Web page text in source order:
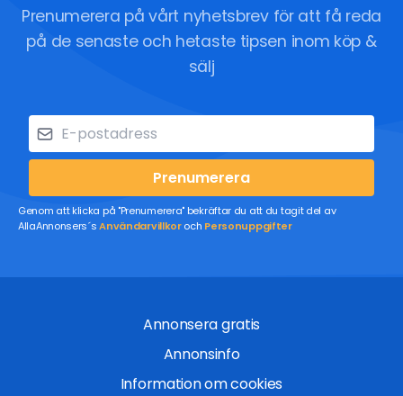
Prenumerera på vårt nyhetsbrev för att få reda
på de senaste och hetaste tipsen inom köp &
sälj
Prenumerera
Genom att klicka på "Prenumerera" bekräftar du att du tagit del av
AllaAnnonsers´sAnvändarvillkoroch Personuppgifter
Annonsera gratis
Annonsinfo
Information om cookies